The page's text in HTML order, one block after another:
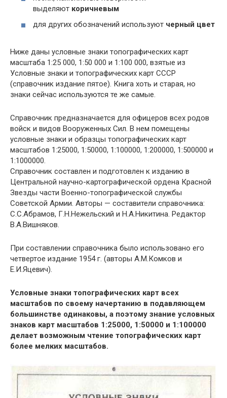
выделяют коричневым
для других обозначений используют черный цвет
Ниже даны условные знаки топографических карт
масштаба 1:25 000, 1:50 000 и 1:100 000, взятые из
Условные знаки и топографических карт СССР
(справочник издание пятое). Книга хоть и старая, но
знаки сейчас используются те же самые.
Справочник предназначается для офицеров всех родов
войск и видов Вооруженных Сил. В нем помещены
условные знаки и образцы топографических карт
масштабов 1:25000, 1:50000, 1:100000, 1:200000, 1:500000 и
1:1000000.
Справочник составлен и подготовлен к изданию в
Центральной научно-картографической ордена Красной
Звезды части Военно-топографической службы
Советской Армии. Авторы — составители справочника:
С.С.Абрамов, Г.Н.Нежельский и Н.А.Никитина. Редактор
В.А.Вишняков.
При составлении справочника было использовано его
четвертое издание 1954 г. (авторы А.М.Комков и
Е.И.Яцевич).
Условные знаки топографических карт всех
масштабов по своему начертанию в подавляющем
большинстве одинаковы, а поэтому знание условных
знаков карт масштабов 1:25000, 1:50000 и 1:100000
делает возможным чтение топографических карт
более мелких масштабов.